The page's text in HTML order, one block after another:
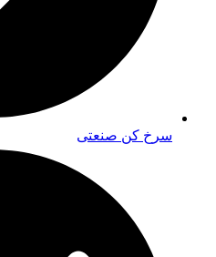
سرخ کن صنعتی